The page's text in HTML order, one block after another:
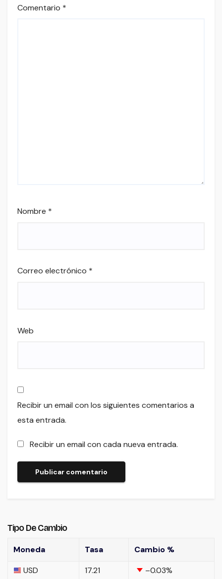
Comentario *
Nombre *
Correo electrónico *
Web
Recibir un email con los siguientes comentarios a
esta entrada.
Recibir un email con cada nueva entrada.
Tipo De Cambio
Moneda Tasa
Cambio %
USD
17.21 –0.03%